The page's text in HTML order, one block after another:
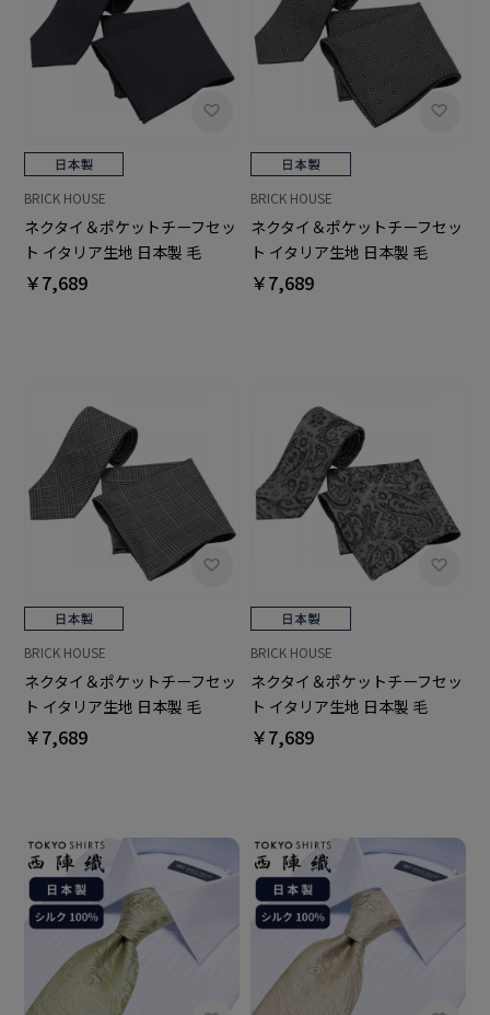
BRICK HOUSE
ネクタイ＆ポケットチーフセッ
ト イタリア生地 日本製 毛
100% カノニコ ビジネス フォ
￥7,689
BRICK HOUSE
ネクタイ＆ポケットチーフセッ
ト イタリア生地 日本製 毛
100% カノニコ ビジネス フォ
￥7,689
BRICK HOUSE
ネクタイ＆ポケットチーフセッ
ト イタリア生地 日本製 毛
100% カノニコ ビジネス フォ
￥7,689
BRICK HOUSE
ネクタイ＆ポケットチーフセッ
ト イタリア生地 日本製 毛
100% カノニコ ビジネス フォ
￥7,689